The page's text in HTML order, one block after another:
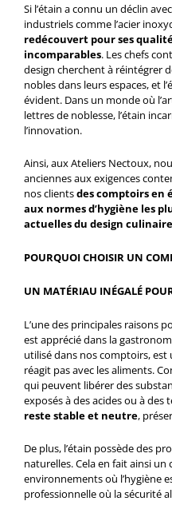
Si l’étain a connu un déclin
industriels comme l’acier
redécouvert pour ses
incomparables. Les chefs
design cherchent à réintégrer
nobles dans leurs espaces, et
évident. Dans un monde où
lettres de noblesse, l’étain
l’innovation.
Ainsi, aux Ateliers Nectoux,
anciennes aux exigences
nos clientsdes comptoirs en
aux normes d’hygiène les
actuelles du design
POURQUOI CHOISIR UN
UN MATÉRIAU INÉGALÉ
L’une des principales raisons
est apprécié dans la
utilisé dans nos comptoirs,
réagit pas avec les aliments.
qui peuvent libérer des
exposés à des acides ou à des
reste stable et neutre,
De plus, l’étain possède des
naturelles. Cela en fait ainsi un
environnements où l’hygiène
professionnelle où la sécurité